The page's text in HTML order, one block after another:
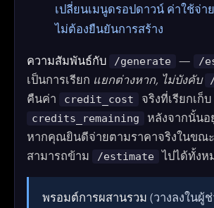
เปลี่ยนเมนูดรอปดาวน์ ค่าใช้จ่า
ไม่ต้องยืนยันการสร้าง
ความสัมพันธ์กับ
/generate — /
เป็นการเรียก แยกต่างหาก, ไม่บังคับ
คืนค่า
credit_cost จริงที่เรียกเก็บ
credits_remaining
หลังจากนั้น
หากคุณยินดีจ่ายตามราคาจริงในข
สามารถข้าม
/estimate ไปได้ทั้งห
พรอมต์การผสานรวม (วางลงในผู้